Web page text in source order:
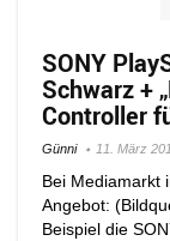
SONY
Schwarz +
Controller
Günni 11. März
Bei Mediamarkt
Angebot:
Beispiel die